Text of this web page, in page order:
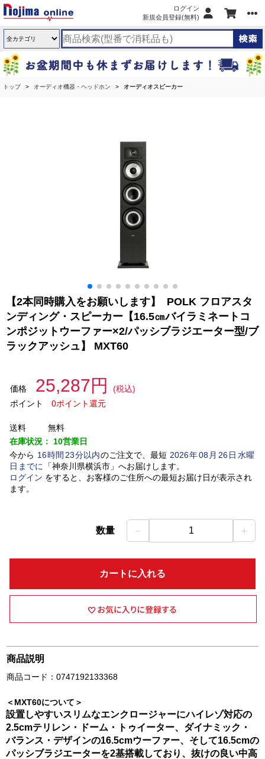
ログイン
新規会員登録(無料)
トップ オーディオ機器・ヘッドホン オーディオスピーカー
【2本同時購入をお願いします】 POLK フロアスタ
ンディング・スピーカー【16.5㎝バイラミネートコ
ンポジットウーファー×2/パッシブラジエーター型/ブ
ラックアッシュ】 MXT60
価格 25,287円
(税込)
ポイント
0ポイント還元
送料
無料
在庫状況： 10営業日
今から 16時間 23分以内のご注文で、最短 2026年08 月 26日水曜
日 までに 「神奈川県横浜市」 へお届けします。
ログイン をすると、お客様のご住所への最短お届け日が表示され
ます。
数量 － 1 ＋
カートに入れる
商品説明
商品コード：0747192133368
＜MXT60について＞
設置しやすいスリムなエンクロージャーにハイレゾ対応の
2.5cmテリレン・ドーム・トゥイーター、ダイナミック・
バランス・デザインの16.5cmウーファー、そして16.5cmの
パッシブラジエーターを2基搭載しており、抜けの良い中高